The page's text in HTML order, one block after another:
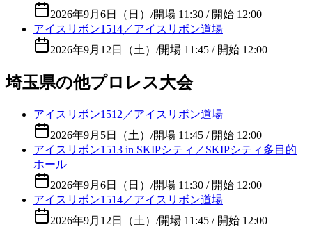
2026年9月6日（日） /開場 11:30 / 開始 12:00
アイスリボン1514／アイスリボン道場
2026年9月12日（土） /開場 11:45 / 開始 12:00
埼玉県の他プロレス大会
アイスリボン1512／アイスリボン道場
2026年9月5日（土） /開場 11:45 / 開始 12:00
アイスリボン1513 in SKIPシティ／SKIPシティ多目的
ホール
2026年9月6日（日） /開場 11:30 / 開始 12:00
アイスリボン1514／アイスリボン道場
2026年9月12日（土） /開場 11:45 / 開始 12:00